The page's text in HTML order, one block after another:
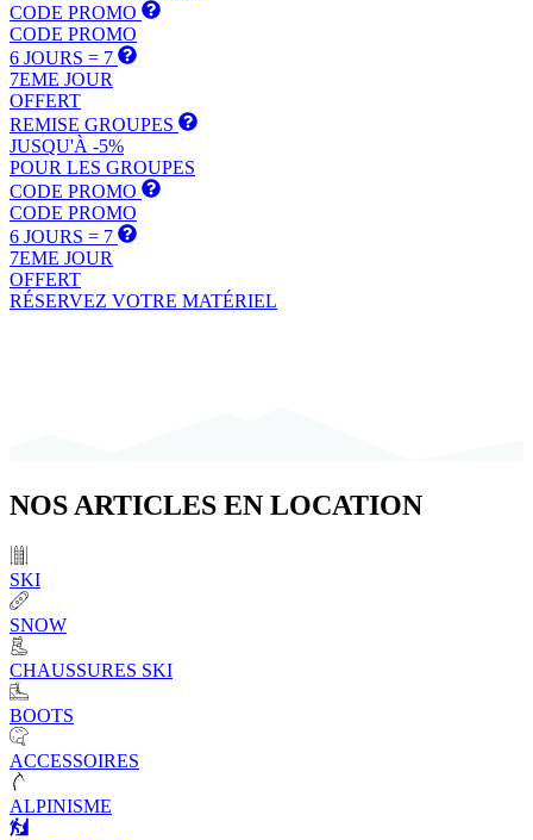
CODE PROMO
CODE PROMO
6 JOURS = 7
7EME JOUR
OFFERT
REMISE GROUPES
JUSQU'À -5%
POUR LES GROUPES
CODE PROMO
CODE PROMO
6 JOURS = 7
7EME JOUR
OFFERT
RÉSERVEZ VOTRE MATÉRIEL
NOSARTICLES EN LOCATION
SKI
SNOW
CHAUSSURES SKI
BOOTS
ACCESSOIRES
ALPINISME